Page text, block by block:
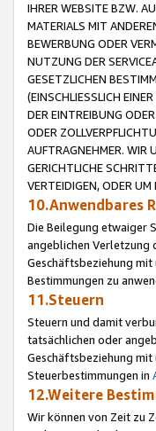
IHRER WEBSITE BZW.
MATERIALS MIT
BEWERBUNG ODER
NUTZUNG DER
GESETZLICHEN
(EINSCHLIESSLICH
DER EINTREIBUNG
ODER
AUFTRAGNEHMER. WIR
GERICHTLICHE
VERTEIDIGEN, ODER
10.Anwendbares
Die Beilegung etwaiger
angeblichen Verletzung
Geschäftsbeziehung
Bestimmungen zu
11.Steuern
Steuern und damit
tatsächlichen oder
Geschäftsbeziehung
Steuerbestimmungen in
12.Weitere
Wir können von Zeit zu